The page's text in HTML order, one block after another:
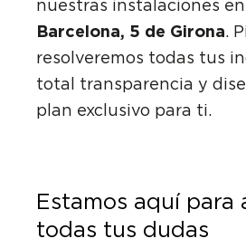
nuestras instalaciones
Barcelona, 5 de Girona.
resolveremos todas tus
total transparencia y
plan exclusivo para ti.
Estamos aquí para
todas tus dudas